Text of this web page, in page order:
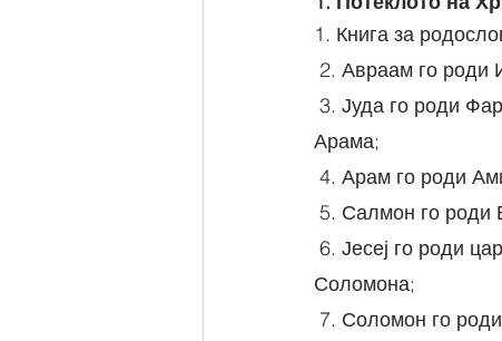
1. Книга за
2. Авраам го роди
Арама;
4. Арам го роди
5. Салмон го роди
Соломона;
7. Соломон го